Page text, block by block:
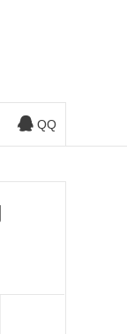
QQ